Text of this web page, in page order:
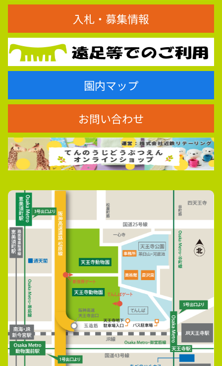
入札・募集情報
園内マップ
お問い合わせ